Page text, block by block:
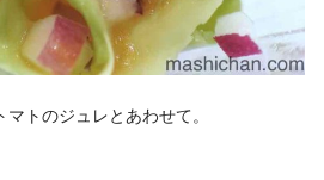
トのジュレとあわせて。